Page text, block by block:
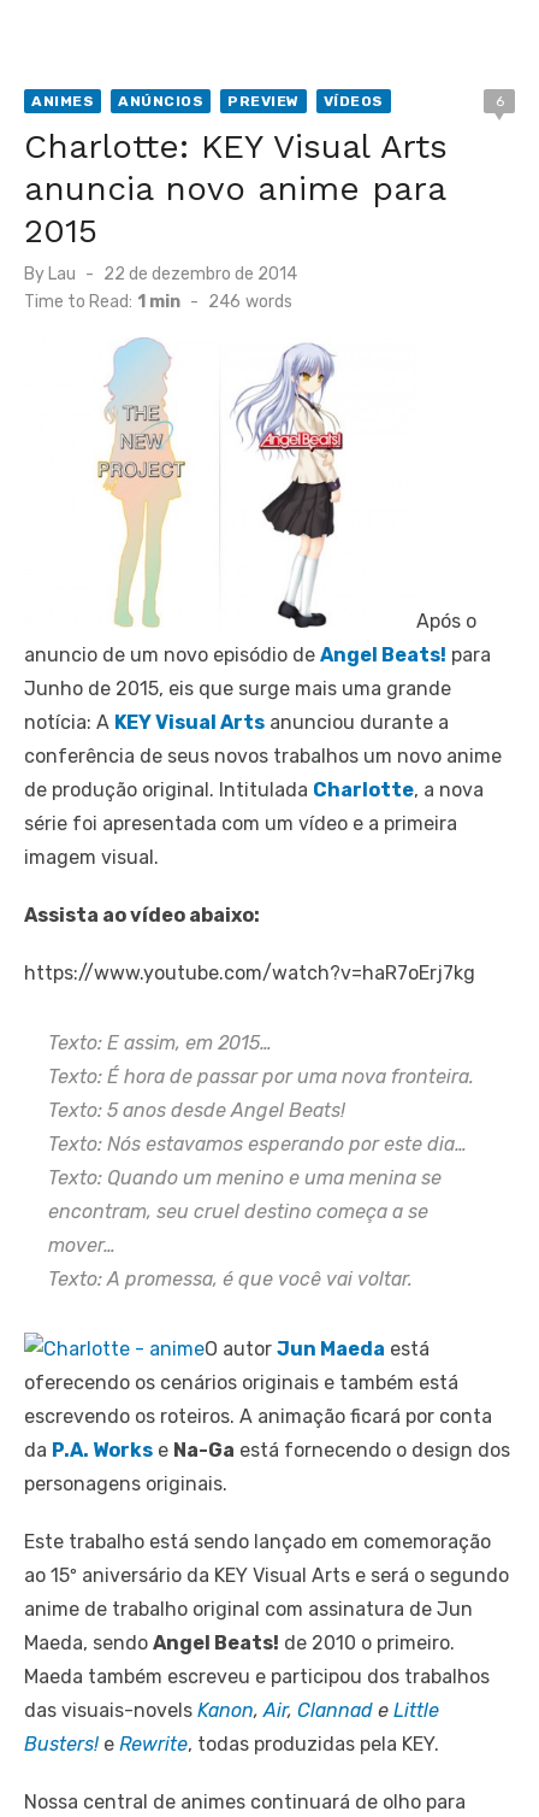
ANIMES ANÚNCIOS PREVIEW VÍDEOS 6
Charlotte: KEY Visual Arts
anuncia novo anime para
2015
By Lau
Posted
on
22 de dezembro de 2014
Time to Read: 1 min - 246 words
Após o
anuncio de um novo episódio de Angel Beats! para
Junho de 2015, eis que surge mais uma grande
notícia: A KEY Visual Arts anunciou durante a
conferência de seus novos trabalhos um novo anime
de produção original. Intitulada Charlotte, a nova
série foi apresentada com um vídeo e a primeira
imagem visual.
Assista ao vídeo abaixo:
https://www.youtube.com/watch?v=haR7oErj7kg
Texto: E assim, em 2015…
Texto: É hora de passar por uma nova fronteira.
Texto: 5 anos desde Angel Beats!
Texto: Nós estavamos esperando por este dia…
Texto: Quando um menino e uma menina se
encontram, seu cruel destino começa a se
mover…
Texto: A promessa, é que você vai voltar.
O autor Jun Maeda está
oferecendo os cenários originais e também está
escrevendo os roteiros. A animação ficará por conta
da P.A. Works e Na-Ga está fornecendo o design dos
personagens originais.
Este trabalho está sendo lançado em comemoração
ao 15º aniversário da KEY Visual Arts e será o segundo
anime de trabalho original com assinatura de Jun
Maeda, sendo Angel Beats! de 2010 o primeiro.
Maeda também escreveu e participou dos trabalhos
das visuais-novels Kanon,Air, Clannad e Little
Busters! e Rewrite, todas produzidas pela KEY.
Nossa central de animes continuará de olho para